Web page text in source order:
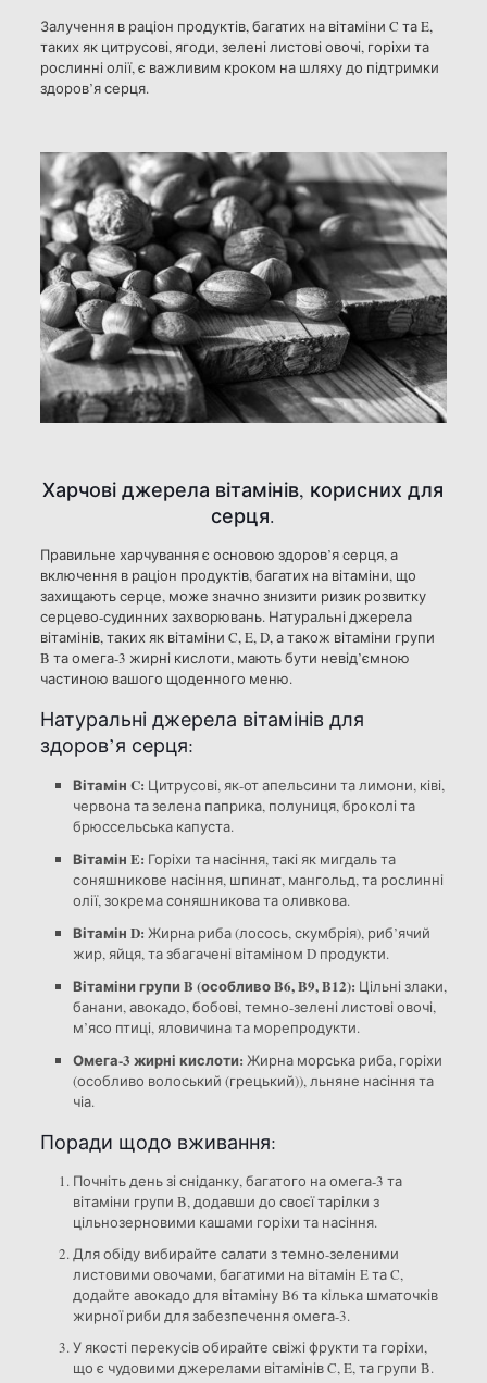
Залучення в раціон продуктів, багатих на вітаміни C та E,
таких як цитрусові, ягоди, зелені листові овочі, горіхи та
рослинні олії, є важливим кроком на шляху до підтримки
здоров’я серця.
Харчові джерела вітамінів, корисних для
серця.
Правильне харчування є основою здоров’я серця, а
включення в раціон продуктів, багатих на вітаміни, що
захищають серце, може значно знизити ризик розвитку
серцево-судинних захворювань. Натуральні джерела
вітамінів, таких як вітаміни C, E, D, а також вітаміни групи
B та омега-3 жирні кислоти, мають бути невід’ємною
частиною вашого щоденного меню.
Натуральні джерела вітамінів для
здоров’я серця:
Вітамін C: Цитрусові, як-от апельсини та лимони, ківі,
червона та зелена паприка, полуниця, броколі та
брюссельська капуста.
Вітамін E: Горіхи та насіння, такі як мигдаль та
соняшникове насіння, шпинат, мангольд, та рослинні
олії, зокрема соняшникова та оливкова.
Вітамін D: Жирна риба (лосось, скумбрія), риб’ячий
жир, яйця, та збагачені вітаміном D продукти.
Вітаміни групи B (особливо B6, B9, B12): Цільні злаки,
банани, авокадо, бобові, темно-зелені листові овочі,
м’ясо птиці, яловичина та морепродукти.
Омега-3 жирні кислоти: Жирна морська риба, горіхи
(особливо волоський (грецький)), льняне насіння та
чіа.
Поради щодо вживання:
Почніть день зі сніданку, багатого на омега-3 та
вітаміни групи B, додавши до своєї тарілки з
цільнозерновими кашами горіхи та насіння.
Для обіду вибирайте салати з темно-зеленими
листовими овочами, багатими на вітамін E та C,
додайте авокадо для вітаміну B6 та кілька шматочків
жирної риби для забезпечення омега-3.
У якості перекусів обирайте свіжі фрукти та горіхи,
що є чудовими джерелами вітамінів C, E, та групи B.